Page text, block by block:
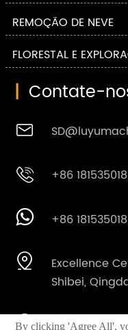
REMOÇÃO DE NEVE
FLORESTAL E
| Contate-

 +86
 +86

Excellence
Shibei,
 Parque
By clicking 'Agree All',